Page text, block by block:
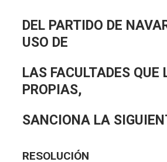
DEL PARTIDO DE
USO DE
LAS FACULTADES QUE
PROPIAS,
SANCIONA LA
RESOLUCIÓN